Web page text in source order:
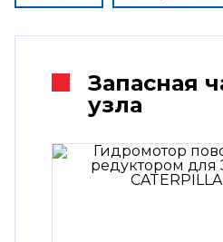
Запасная
узла